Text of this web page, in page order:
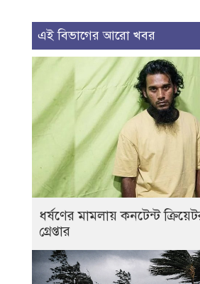
এই বিভাগের আরো খবর
ধর্ষণের মামলায় কনটেন্ট
গ্রেপ্তার